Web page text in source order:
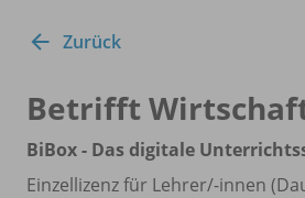
Zurück
Betrifft
BiBox - Das digitale
Einzellizenz für Lehrer/-innen